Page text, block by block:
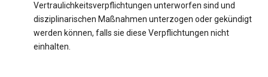
Vertraulichkeitsverpflichtungen unterworfen sind und
disziplinarischen Maßnahmen unterzogen oder gekündigt
werden können, falls sie diese Verpflichtungen nicht
einhalten.